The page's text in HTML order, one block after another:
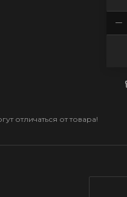
отличаться от товара!